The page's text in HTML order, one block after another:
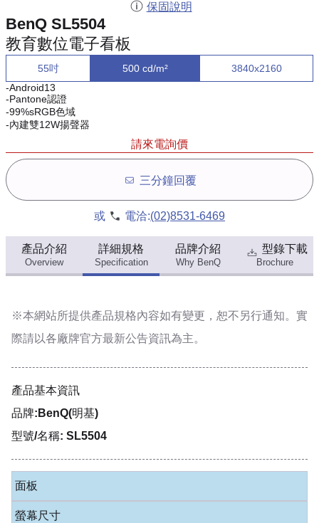
保固說明
BenQ SL5504
教育數位電子看板
55吋 500 cd/m²
3840x2160
-Android13
-Pantone認證
-99%sRGB色域
-內建雙12W揚聲器
請來電詢價
三分鐘回覆
或 電洽:(02)8531-6469
產品介紹
Overview
詳細規格
Specification
品牌介紹
Why BenQ
型錄下載
Brochure
※本網站所提供產品規格內容如有變更，恕不另行通知。實
際請以各廠牌官方最新公告資訊為主。
產品基本資訊
品牌:BenQ(明基)
型號/名稱: SL5504
面板
螢幕尺寸